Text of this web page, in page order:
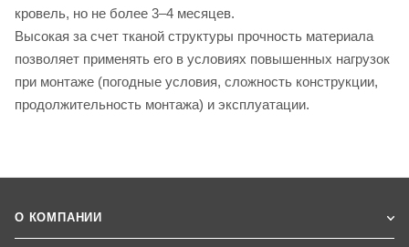
кровель, но не более 3–4 месяцев.
Высокая за счет тканой структуры прочность материала
позволяет применять его в условиях повышенных нагрузок
при монтаже (погодные условия, сложность конструкции,
продолжительность монтажа) и эксплуатации.
О КОМПАНИИ